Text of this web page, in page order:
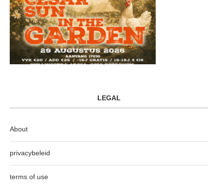
LEGAL
About
privacybeleid
terms of use